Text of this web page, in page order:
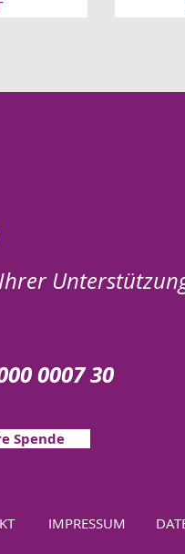
0007 30
Spende
IMPRESSUM